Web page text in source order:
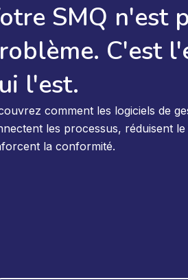
SMQ n'est
C'est
l'est.
comment les logiciels de
les processus, réduisent
la conformité.